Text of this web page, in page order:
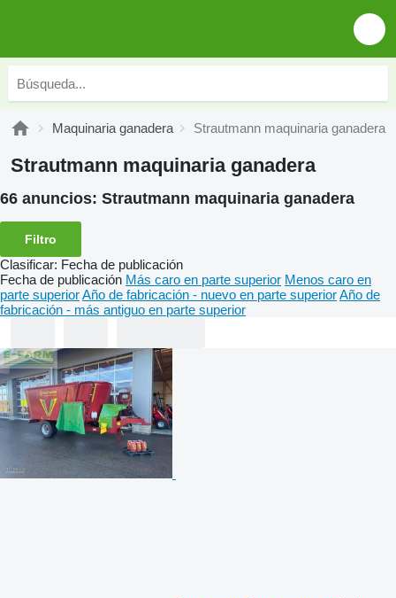
Maquinaria ganadera Strautmann maquinaria ganadera
Strautmann maquinaria ganadera
66 anuncios: Strautmann maquinaria ganadera
Filtro
Clasificar: Fecha de publicación
Fecha de publicación Más caro en parte superior Menos caro en
parte superiorAño de fabricación - nuevo en parte superiorAño de
fabricación - más antiguo en parte superior